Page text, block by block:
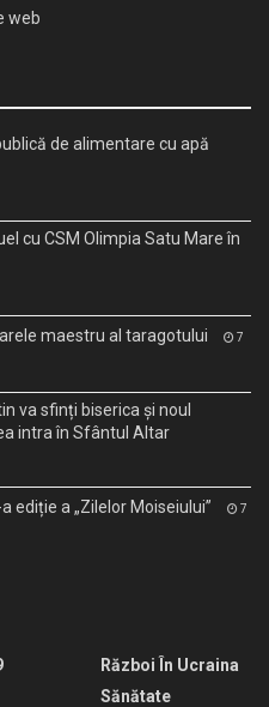
web
de alimentare cu apă
cu CSM Olimpia Satu Mare în
maestru al taragotului 7
va sfinți biserica și noul
intra în Sfântul Altar
ediție a „Zilelor Moiseiului” 7
Război În Ucraina
Sănătate